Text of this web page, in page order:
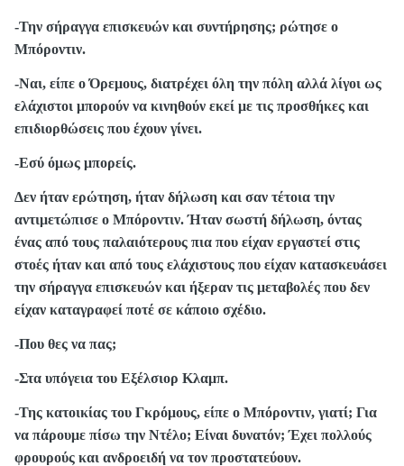
-Την σήραγγα επισκευών και συντήρησης; ρώτησε ο
Μπόροντιν.
-Ναι, είπε ο Όρεμους, διατρέχει όλη την πόλη αλλά λίγοι ως
ελάχιστοι μπορούν να κινηθούν εκεί με τις προσθήκες και
επιδιορθώσεις που έχουν γίνει.
-Εσύ όμως μπορείς.
Δεν ήταν ερώτηση, ήταν δήλωση και σαν τέτοια την
αντιμετώπισε ο Μπόροντιν. Ήταν σωστή δήλωση, όντας
ένας από τους παλαιότερους πια που είχαν εργαστεί στις
στοές ήταν και από τους ελάχιστους που είχαν κατασκευάσει
την σήραγγα επισκευών και ήξεραν τις μεταβολές που δεν
είχαν καταγραφεί ποτέ σε κάποιο σχέδιο.
-Που θες να πας;
-Στα υπόγεια του Εξέλσιορ Κλαμπ.
-Της κατοικίας του Γκρόμους, είπε ο Μπόροντιν, γιατί; Για
να πάρουμε πίσω την Ντέλο; Είναι δυνατόν; Έχει πολλούς
φρουρούς και ανδροειδή να τον προστατεύουν.